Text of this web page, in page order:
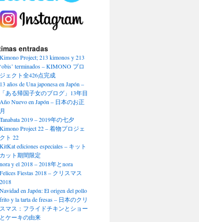
entradas
Kimono Project; 213 kimonos y 213
‘obis’ terminados – KIMONO プロ
ジェクト全426点完成
13 años de Una japonesa en Japón –
「ある帰国子女のブログ」13年目
Año Nuevo en Japón – 日本のお正
月
Tanabata 2019 – 2019年の七夕
Kimono Project 22 – 着物プロジェ
クト 22
KitKat ediciones especiales – キット
カット期間限定
nora y el 2018 – 2018年とnora
Felices Fiestas 2018 – クリスマス
2018
Navidad en Japón: El origen del pollo
frito y la tarta de fresas – 日本のクリ
スマス：フライドチキンとショー
とケーキの由来